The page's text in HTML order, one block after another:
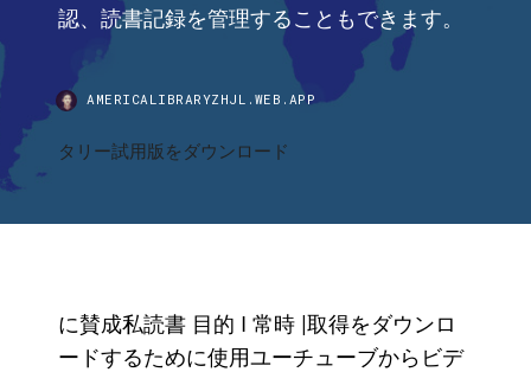
認、読書記録を管理することもできます。
AMERICALIBRARYZHJL.WEB.APP
タリー試用版をダウンロード
に賛成私読書 目的 I 常時 |取得をダウンロ
ードするために使用ユーチューブからビデ